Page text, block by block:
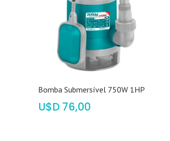
Bomba Submersível 750W 1HP
$ 76,00